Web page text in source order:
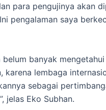
para pengujinya akan
pengalaman saya
banyak
karena lembaga
sebagai
jelas Eko Subhan.